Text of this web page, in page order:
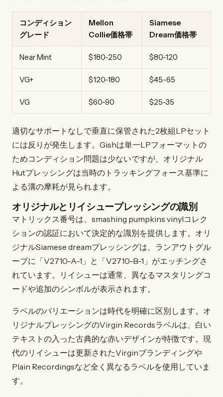
コンディション
グレード
Mellon
Collie価格帯
Siamese
Dream価格帯
Near Mint $180-250 $80-120
VG+ $120-180 $45-65
VG $60-90 $25-35
適切なサポートなしで垂直に保管された2枚組LPセット
には反りが発生します。Gishは単一LPフォーマットの
ためコンディション問題は少ないですが、オリジナル
Hutプレッシングは当時のトラッキングフォース基準に
よる溝の摩耗が見られます。
オリジナルとリイシュープレッシングの識別
マトリックス番号は、smashing pumpkins vinylコレク
ションの認証において決定的な識別を提供します。オリ
ジナルSiamese dreamプレッシングは、ランアウトグル
ーブに「V2710-A-1」と「V2710-B-1」がエッチングさ
れています。リイシューは通常、異なるマスタリングコ
ードや追加のシンボルが表示されます。
ラベルのバリエーションは時代を明確に区別します。オ
リジナルプレッシングのVirgin Recordsラベルは、白い
テキストの入った古典的な赤いデザインが特徴です。現
代のリイシューは更新されたVirginブランディングや
Plain Recordingsなど全く異なるラベルを使用していま
す。